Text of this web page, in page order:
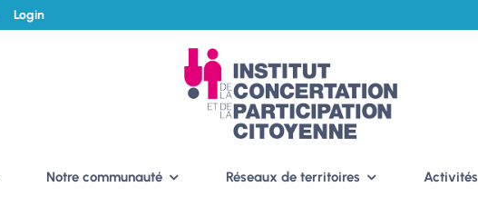
Login
Notre communauté Réseaux de territoires Activités